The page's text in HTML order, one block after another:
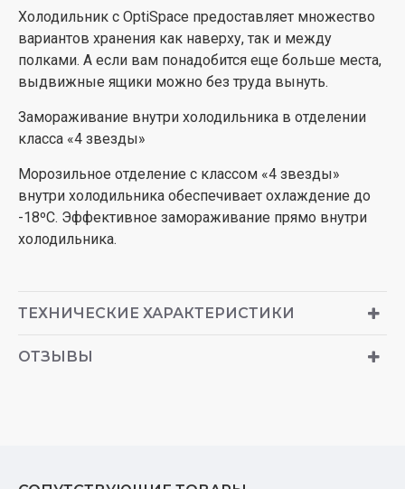
Холодильник с OptiSpace предоставляет множество
вариантов хранения как наверху, так и между
полками. А если вам понадобится еще больше места,
выдвижные ящики можно без труда вынуть.
Замораживание внутри холодильника в отделении
класса «4 звезды»
Морозильное отделение с классом «4 звезды»
внутри холодильника обеспечивает охлаждение до
-18ºC. Эффективное замораживание прямо внутри
холодильника.
ТЕХНИЧЕСКИЕ ХАРАКТЕРИСТИКИ
ОТЗЫВЫ